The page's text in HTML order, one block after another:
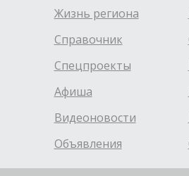
Жизнь региона
Справочник
Спецпроекты
Афиша
Видеоновости
Объявления